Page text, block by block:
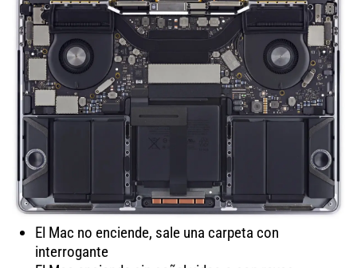
El Mac no enciende, sale una carpeta con
interrogante